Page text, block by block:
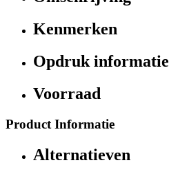
Kenmerken
Opdruk informatie
Voorraad
Product Informatie
Alternatieven